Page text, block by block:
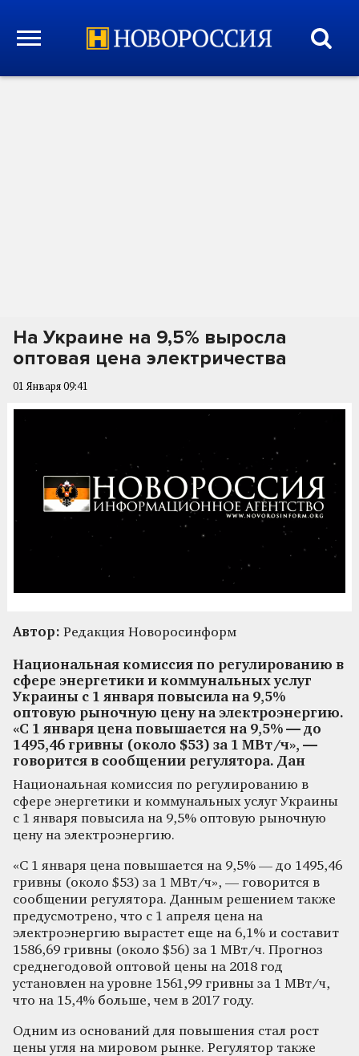
На Украине на 9,5% выросла
оптовая цена электричества
01 Января 09:41
Автор: Редакция Новоросинформ
Национальная комиссия по регулированию в
сфере энергетики и коммунальных услуг
Украины с 1 января повысила на 9,5%
оптовую рыночную цену на электроэнергию.
«С 1 января цена повышается на 9,5% — до
1495,46 гривны (около $53) за 1 МВт/ч», —
говорится в сообщении регулятора. Дан
Национальная комиссия по регулированию в
сфере энергетики и коммунальных услуг Украины
с 1 января повысила на 9,5% оптовую рыночную
цену на электроэнергию.
«С 1 января цена повышается на 9,5% — до 1495,46
гривны (около $53) за 1 МВт/ч», — говорится в
сообщении регулятора. Данным решением также
предусмотрено, что с 1 апреля цена на
электроэнергию вырастет еще на 6,1% и составит
1586,69 гривны (около $56) за 1 МВт/ч. Прогноз
среднегодовой оптовой цены на 2018 год
установлен на уровне 1561,99 гривны за 1 МВт/ч,
что на 15,4% больше, чем в 2017 году.
Одним из оснований для повышения стал рост
цены угля на мировом рынке. Регулятор также